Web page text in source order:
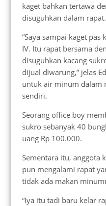
kaget bahkan tertawa
disuguhkan dalam rapat.
“Saya sampai kaget
IV. Itu rapat bersama
disuguhkan kacang
dijual diwarung,” jelas
untuk air minum dalam
sendiri.
Seorang office boy
sukro sebanyak 40
uang Rp 100.000.
Sementara itu, anggota
pun mengalami rapat
tidak ada makan
“Iya itu tadi baru kelar